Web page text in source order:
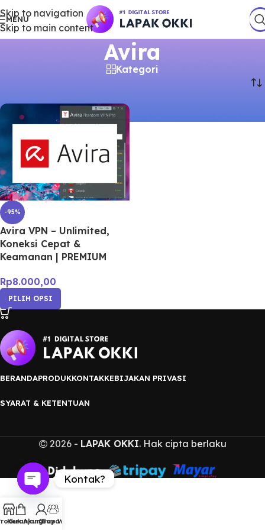
Skip to navigation
Skip to main content
MENU
Avira
Kategori
-95%
Avira VPN – Unlimited,
Koneksi Cepat &
Keamanan | PREMIUM
Rp8.000,00
PILIH OPSI
BERANDAPRODUKKONTAKKEBIJAKAN PRIVASI
SYARAT & KETENTUAN
2026 - LAPAK OKKI. Hak cipta berlaku
Keranjang
Akun Saya
Grup WA
Kontak?
Open
chaty